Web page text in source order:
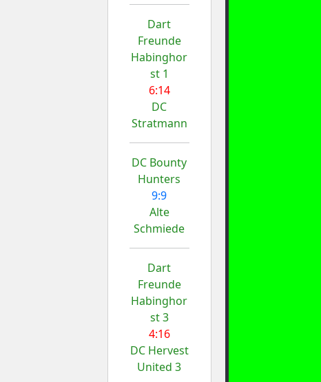
Dart
Freunde
Habinghor
st 1
6:14
DC
Stratmann
DC Bounty
Hunters
9:9
Alte
Schmiede
Dart
Freunde
Habinghor
st 3
4:16
DC Hervest
United 3